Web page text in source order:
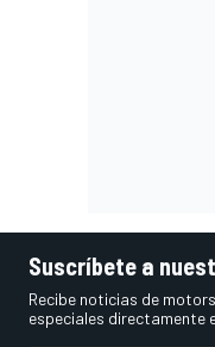
Suscríbete a
Recibe noticias de
especiales directamente